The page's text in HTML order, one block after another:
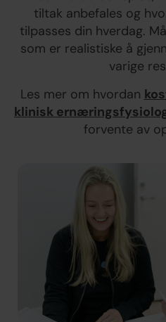
tiltak anbefales og
tilpasses din hverdag.
som er realistiske å
varige
Les mer om hvordan
klinisk
forvente av